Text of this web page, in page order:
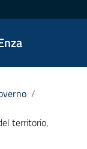
/
territorio,